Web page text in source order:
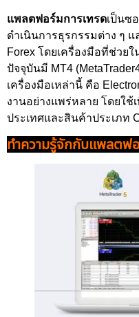
แพลตฟอร์มการเทรดเป็นซ
ดำเนินการธุรกรรมต่าง ๆ
Forex โดยเครื่องมือที่ช่วย
ปัจจุบันมี MT4
เครื่องมือเหล่านี้ คือ
งานอย่างแพร่หลาย โดยใช้
ประเทศและสินค้าประเภท
ทำความรู้จักกับแพลตฟอ